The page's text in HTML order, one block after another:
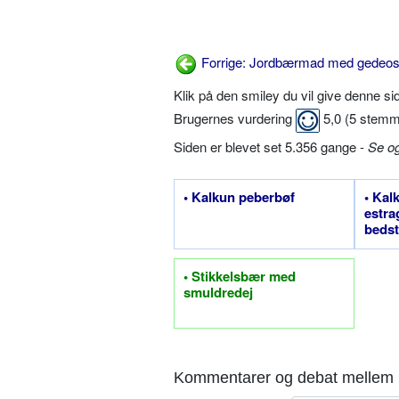
Forrige: Jordbærmad med
Klik på den smiley du vil give denne
Brugernes vurdering
5,0 (5
Siden er blevet set 5.356 gange -Se
• Kalkun peberbøf
•
• Stikkelsbær med
smuldredej
Kommentarer og debat